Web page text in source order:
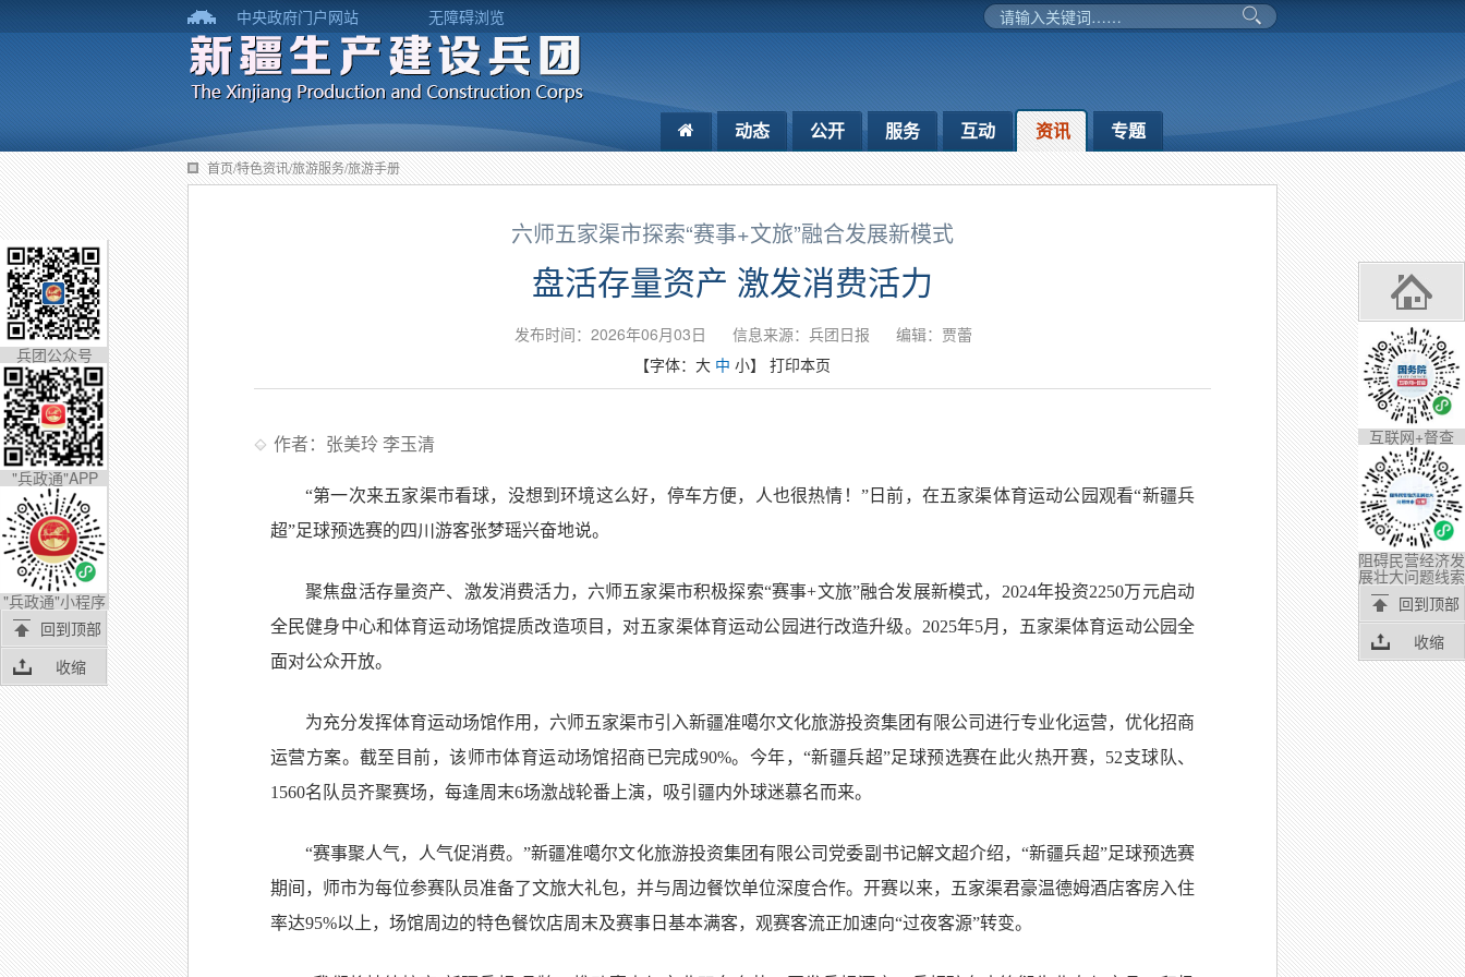
中央政府门户网站 无障碍浏览
动态 公开 服务 互动 资讯 专题
首页/特色资讯/旅游服务/旅游手册
六师五家渠市探索“赛事+文旅”融合发展新模式
盘活存量资产 激发消费活力
发布时间：2026年06月03日 信息来源：兵团日报
编辑：贾蕾
【字体： 大 中 小】 打印本页
作者：张美玲 李玉清
“第一次来五家渠市看球，没想到环境这么好，停车方便，人也很热情！”日前，在五家渠体育运动公园观看“新疆兵
超”足球预选赛的四川游客张梦瑶兴奋地说。
聚焦盘活存量资产、激发消费活力，六师五家渠市积极探索“赛事+文旅”融合发展新模式，2024年投资2250万元启动
全民健身中心和体育运动场馆提质改造项目，对五家渠体育运动公园进行改造升级。2025年5月，五家渠体育运动公园全
面对公众开放。
为充分发挥体育运动场馆作用，六师五家渠市引入新疆准噶尔文化旅游投资集团有限公司进行专业化运营，优化招商
运营方案。截至目前，该师市体育运动场馆招商已完成90%。今年，“新疆兵超”足球预选赛在此火热开赛，52支球队、
1560名队员齐聚赛场，每逢周末6场激战轮番上演，吸引疆内外球迷慕名而来。
“赛事聚人气，人气促消费。”新疆准噶尔文化旅游投资集团有限公司党委副书记解文超介绍，“新疆兵超”足球预选赛
期间，师市为每位参赛队员准备了文旅大礼包，并与周边餐饮单位深度合作。开赛以来，五家渠君豪温德姆酒店客房入住
率达95%以上，场馆周边的特色餐饮店周末及赛事日基本满客，观赛客流正加速向“过夜客源”转变。
互联网+督查
阻碍民营经济发
展壮大问题线索
回到顶部
收缩
兵团公众号
"兵政通"APP
"兵政通"小程序
回到顶部
收缩